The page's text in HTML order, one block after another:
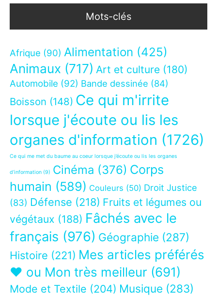
Mots-clés
Afrique (90) Alimentation (425)
Animaux (717) Art et culture (180)
Automobile (92) Bande dessinée (84)
Boisson (148) Ce qui m'irrite
lorsque j'écoute ou lis les
organes d'information (1726)
Ce qui me met du baume au coeur lorsque j’écoute ou lis les organes
d’information (9) Cinéma (376) Corps
humain (589) Couleurs (50) Droit Justice
(83) Défense (218) Fruits et légumes ou
végétaux (188) Fâchés avec le
français (976) Géographie (287)
Histoire (221) Mes articles préférés
❤ ou Mon très meilleur (691)
Mode et Textile (204) Musique (283)